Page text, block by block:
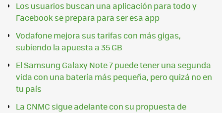
Los usuarios buscan una aplicación para todo y
Facebook se prepara para ser esa app
Vodafone mejora sus tarifas con más gigas,
subiendo la apuesta a 35 GB
El Samsung Galaxy Note 7 puede tener una segunda
vida con una batería más pequeña, pero quizá no en
tu país
La CNMC sigue adelante con su propuesta de